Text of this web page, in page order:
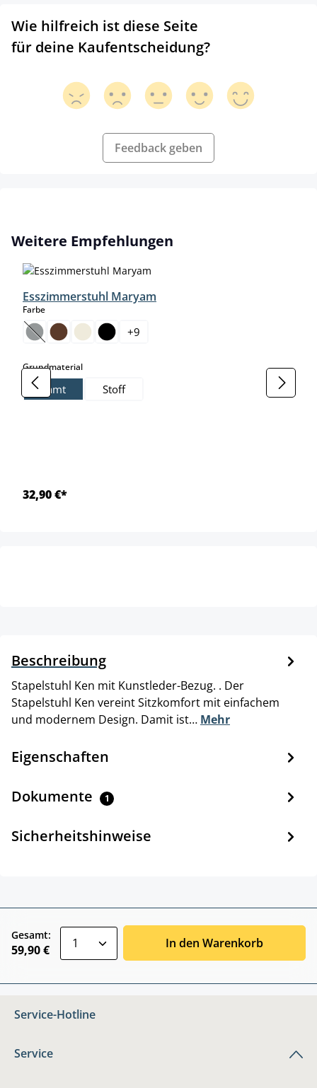
Wie hilfreich ist diese Seite
für deine Kaufentscheidung?
Feedback geben
Produktgalerie überspringen
Weitere Empfehlungen
Esszimmerstuhl Maryam
Farbeauswählen
(Diese Option ist zurzeit nicht verfügbar.)
+9
Grundmaterialauswählen
Samt Stoff
32,90 €*
Beschreibung
Stapelstuhl Ken mit Kunstleder-Bezug. . Der
Stapelstuhl Ken vereint Sitzkomfort mit einfachem
und modernem Design. Damit ist… Mehr
Eigenschaften
Dokumente 1
Sicherheitshinweise
Gesamt:
59,90 € In den Warenkorb
Service-Hotline
Service